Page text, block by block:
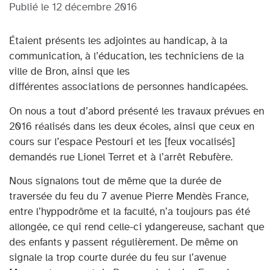
Publié le 12 décembre 2016
Étaient présents les adjointes au handicap, à la
communication, à l’éducation, les techniciens de la
ville de Bron, ainsi que les
différentes associations de personnes handicapées.
On nous a tout d’abord présenté les travaux prévues en
2016 réalisés dans les deux écoles, ainsi que ceux en
cours sur l’espace Pestouri et les [feux vocalisés]
demandés rue Lionel Terret et à l’arrêt Rebufère.
Nous signalons tout de même que la durée de
traversée du feu du 7 avenue Pierre Mendès France,
entre l’hyppodrôme et la faculté, n’a toujours pas été
allongée, ce qui rend celle-ci ydangereuse, sachant que
des enfants y passent régulièrement. De même on
signale la trop courte durée du feu sur l’avenue